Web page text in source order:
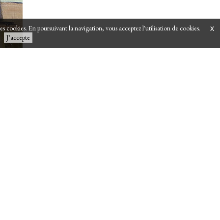
cookies. En poursuivant la navigation, vous acceptez l'utilisation de cookies.
J'accepte
x